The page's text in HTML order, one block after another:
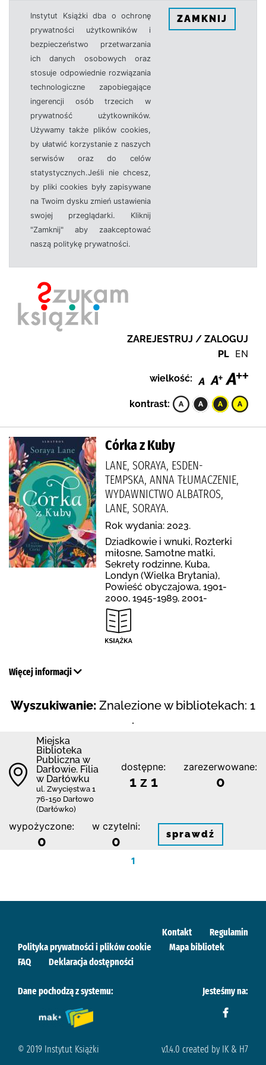
Instytut Książki dba o ochronę
prywatności użytkowników i
bezpieczeństwo przetwarzania
ich danych osobowych oraz
stosuje odpowiednie rozwiązania
technologiczne zapobiegające
ingerencji osób trzecich w
prywatność użytkowników.
Używamy także plików cookies,
by ułatwić korzystanie z naszych
serwisów oraz do celów
statystycznych.Jeśli nie chcesz,
by pliki cookies były zapisywane
na Twoim dysku zmień ustawienia
swojej przeglądarki. Kliknij
"Zamknij" aby zaakceptować
naszą politykę prywatności.
ZAMKNIJ
ZAREJESTRUJ / ZALOGUJ
PL EN
wielkość:
kontrast:
Córka z Kuby
LANE, SORAYA, ESDEN-
TEMPSKA, ANNA TŁUMACZENIE,
WYDAWNICTWO ALBATROS,
LANE, SORAYA.
Rok wydania: 2023.
Dziadkowie i wnuki, Rozterki
miłosne, Samotne matki,
Sekrety rodzinne, Kuba,
Londyn (Wielka Brytania),
Powieść obyczajowa, 1901-
2000, 1945-1989, 2001-
Więcej informacji
Wyszukiwanie: Znalezione w bibliotekach: 1
.
Miejska
Biblioteka
Publiczna w
Darłowie. Filia
w Darłówku
ul. Zwycięstwa 1
76-150 Darłowo
(Darłówko)
dostępne:
1 z 1
zarezerwowane:
0
wypożyczone:
0
w czytelni:
0 sprawdź
1
Kontakt
Regulamin
Polityka prywatności i plików cookie
Mapa bibliotek
FAQ
Deklaracja dostępności
Dane pochodzą z systemu: Jesteśmy na:
© 2019 Instytut Książki v.1.4.0 created by IK & H7